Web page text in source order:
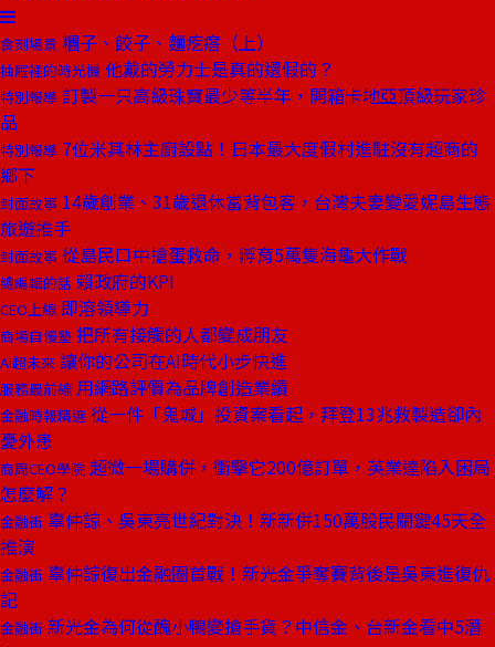
食刻場景 糰子、餃子、麵疙瘩（上）
抽屜裡的時光機 他戴的勞力士是真的還假的？
特別報導 訂製一只高級珠寶最少等半年，開箱卡地亞頂級玩家珍
品
特別報導 7位米其林主廚設點！日本最大度假村進駐沒有超商的
鄉下
封面故事 14歲創業、31歲退休當背包客，台灣夫妻變愛妮島生態
旅遊推手
封面故事 從島民口中搶蛋救命，孵育5萬隻海龜大作戰
總編輯的話 賴政府的KPI
CEO上線 即溶領導力
商場自慢塾 把所有接觸的人都變成朋友
AI超未來 讓你的公司在AI時代小步快進
服務最前線 用網路評價為品牌創造業績
金融時報精選 從一件「鬼城」投資案看起，拜登13兆救製造卻內
憂外患
商周CEO學院 超微一場購併，衝擊它200億訂單，英業達陷入困局
怎麼解？
金融街 辜仲諒、吳東亮世紀對決！新新併150萬股民關鍵45天全
推演
金融街 辜仲諒復出金融圈首戰！新光金爭奪賽背後是吳東進復仇
記
金融街 新光金為何從醜小鴨變搶手貨？中信金、台新金看中5潛